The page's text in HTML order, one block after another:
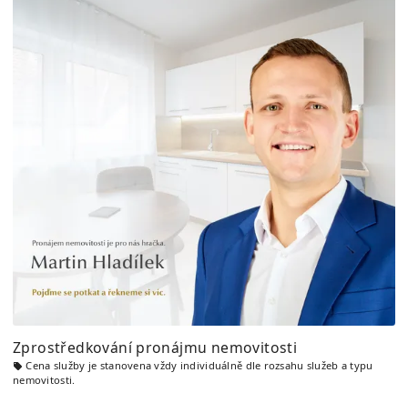
Zprostředkování pronájmu nemovitosti
Cena služby je stanovena vždy individuálně dle rozsahu služeb a typu
nemovitosti.